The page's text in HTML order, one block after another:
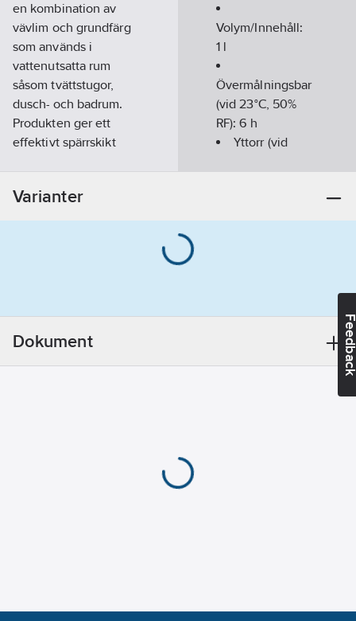
en kombination av
vävlim och grundfärg
som används i
vattenutsatta rum
såsom tvättstugor,
dusch- och badrum.
Produkten ger ett
effektivt spärrskikt
målningsbar yta.
Våtrum Grundfärg
är godkänt av
Måleribranschens
Våtrumskontroll.
Godkänt ytsystem för
Volym/Innehåll:
1 l
Övermålningsbar
(vid 23°C, 50%
RF):6 h
Yttorr (vid
Rekommenderad
Glansvärde:
Varianter
Dokument